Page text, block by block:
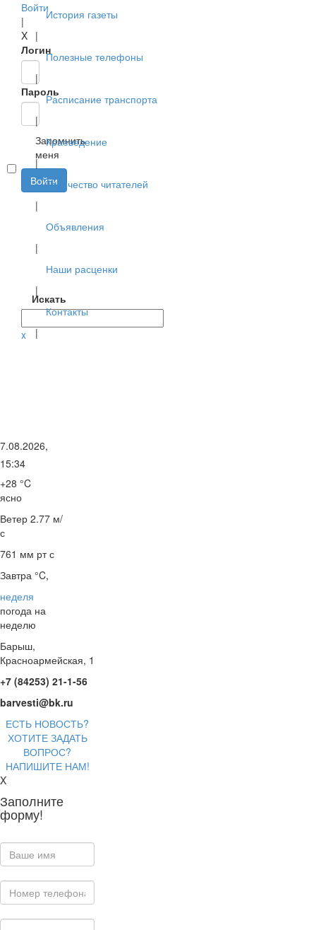
Войти
|
X
Логин
Пароль
Запомнить
меня
Войти
Искать
x
История газеты
|
Полезные телефоны
|
Расписание транспорта
|
Краеведение
|
Творчество читателей
|
Объявления
|
Наши расценки
|
Контакты
|
7.08.2026,
15:34
+28 °C
ясно
Ветер 2.77 м/
с
761 мм рт с
Завтра °C,
неделя
погода на
неделю
Барыш,
Красноармейская, 1
+7 (84253) 21-1-56
barvesti@bk.ru
ЕСТЬ НОВОСТЬ?
ХОТИТЕ ЗАДАТЬ
ВОПРОС?
НАПИШИТЕ НАМ!
X
Заполните
форму!